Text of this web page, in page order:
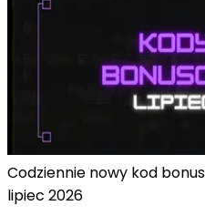
Codziennie nowy kod
lipiec 2026